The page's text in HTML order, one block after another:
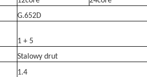
G.652D
1 + 5
Stalowy drut
1.4